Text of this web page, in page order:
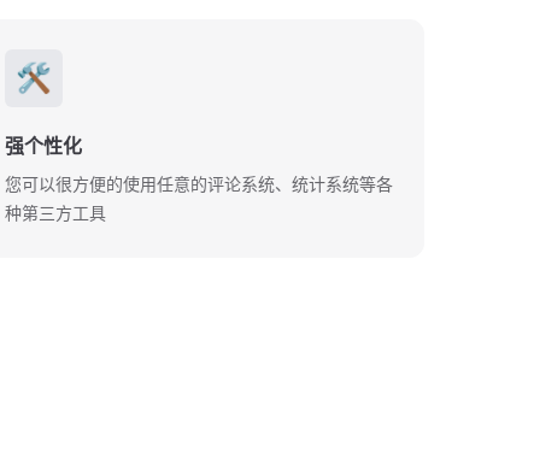
🛠️
强个性化
您可以很方便的使用任意的评论系统、统计系统等各
种第三方工具